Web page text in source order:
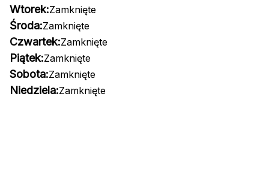
Wtorek:Zamknięte
Środa:Zamknięte
Czwartek:Zamknięte
Piątek:Zamknięte
Sobota:Zamknięte
Niedziela:Zamknięte